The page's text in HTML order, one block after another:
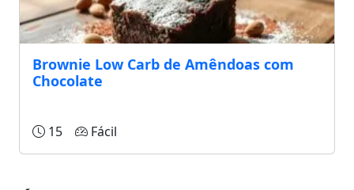
Brownie Low Carb de Amêndoas com
Chocolate
15 Fácil